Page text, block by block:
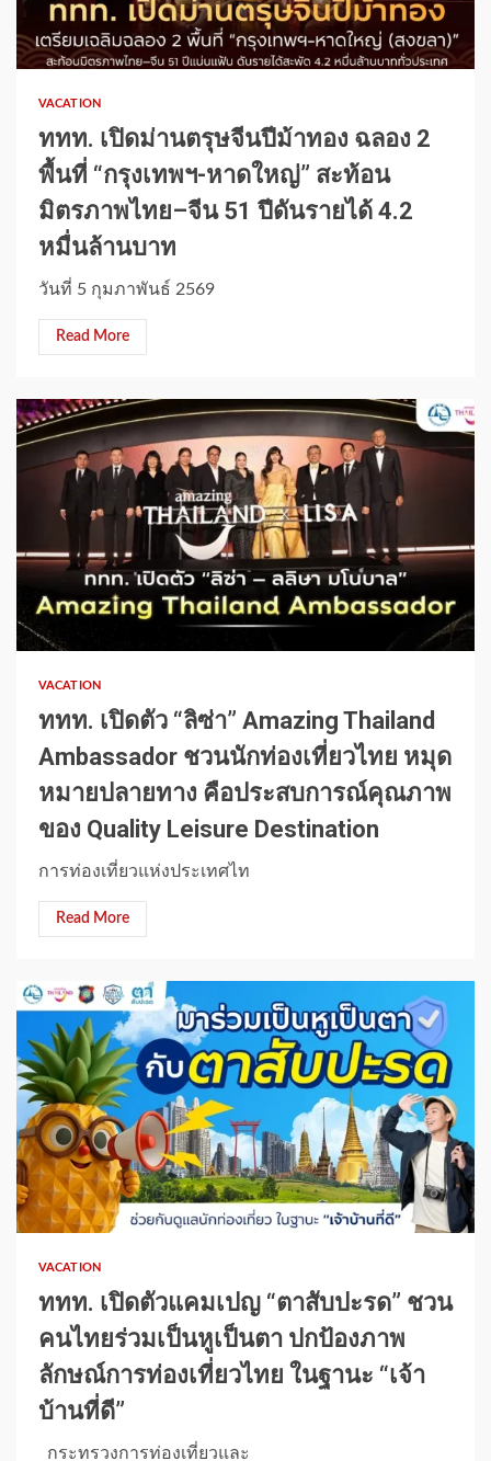
1 min read
VACATION
ททท. เปิดม่านตรุษจีนปีม้าทอง ฉลอง 2
พื้นที่ “กรุงเทพฯ-หาดใหญ่” สะท้อน
มิตรภาพไทย–จีน 51 ปีดันรายได้ 4.2
หมื่นล้านบาท
วันที่ 5 กุมภาพันธ์ 2569
Read More
1 min read
VACATION
ททท. เปิดตัว “ลิซ่า” Amazing Thailand
Ambassador ชวนนักท่องเที่ยวไทย หมุด
หมายปลายทาง คือประสบการณ์คุณภาพ
ของ Quality Leisure Destination
การท่องเที่ยวแห่งประเทศไท
Read More
1 min read
VACATION
ททท. เปิดตัวแคมเปญ “ตาสับปะรด” ชวน
คนไทยร่วมเป็นหูเป็นตา ปกป้องภาพ
ลักษณ์การท่องเที่ยวไทย ในฐานะ “เจ้า
บ้านที่ดี”
กระทรวงการท่องเที่ยวและ